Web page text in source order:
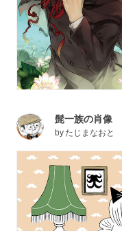
髭一族の肖像
byたじまなおと